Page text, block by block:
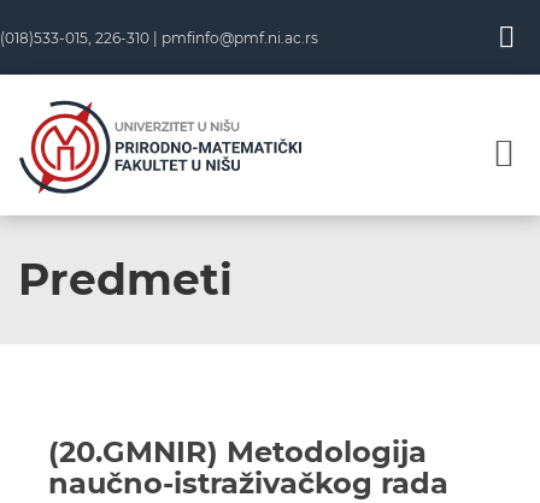
(018)533-015, 226-310 | pmfinfo@pmf.ni.ac.rs
Predmeti
(20.GMNIR) Metodologija
naučno-istraživačkog rada